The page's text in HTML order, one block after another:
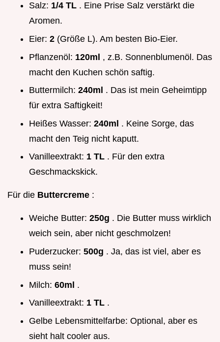
Salz: 1/4 TL . Eine Prise Salz verstärkt die
Aromen.
Eier: 2 (Größe L). Am besten Bio-Eier.
Pflanzenöl: 120ml , z.B. Sonnenblumenöl. Das
macht den Kuchen schön saftig.
Buttermilch: 240ml . Das ist mein Geheimtipp
für extra Saftigkeit!
Heißes Wasser: 240ml . Keine Sorge, das
macht den Teig nicht kaputt.
Vanilleextrakt: 1 TL . Für den extra
Geschmackskick.
Für die Buttercreme :
Weiche Butter: 250g . Die Butter muss wirklich
weich sein, aber nicht geschmolzen!
Puderzucker: 500g . Ja, das ist viel, aber es
muss sein!
Milch: 60ml .
Vanilleextrakt: 1 TL .
Gelbe Lebensmittelfarbe: Optional, aber es
sieht halt cooler aus.